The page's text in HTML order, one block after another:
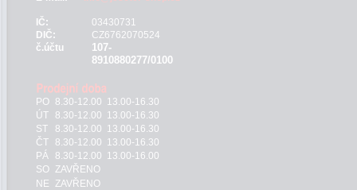
IČ:
03430731
DIČ:
CZ6762070524
č.účtu
107-
8910880277/0100
PO 8.30-12.00 13.00-16.30
ÚT
8.30-12.00 13.00-16.30
ST
8.30-12.00 13.00-16.30
ČT
8.30-12.00 13.00-16.30
PÁ
8.30-12.00 13.00-16.00
SO ZAVŘENO
NE ZAVŘENO